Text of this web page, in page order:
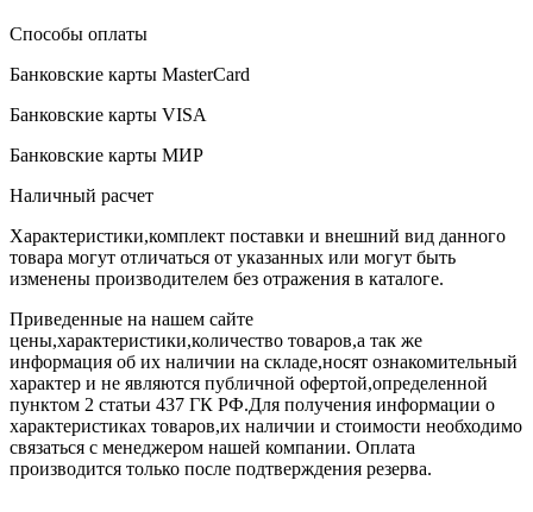
Способы оплаты
Банковские карты MasterCard
Банковские карты VISA
Банковские карты МИР
Наличный расчет
Характеристики,комплект поставки и внешний вид данного
товара могут отличаться от указанных или могут быть
изменены производителем без отражения в каталоге.
Приведенные на нашем сайте
цены,характеристики,количество товаров,а так же
информация об их наличии на складе,носят ознакомительный
характер и не являются публичной офертой,определенной
пунктом 2 статьи 437 ГК РФ.Для получения информации о
характеристиках товаров,их наличии и стоимости необходимо
связаться с менеджером нашей компании. Оплата
производится только после подтверждения резерва.